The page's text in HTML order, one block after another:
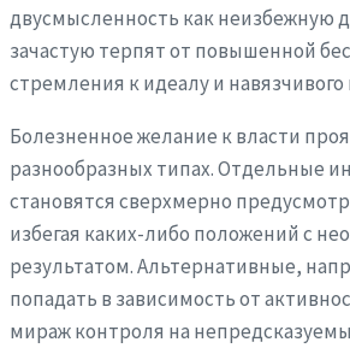
двусмысленность как неизбежную
зачастую терпят от повышенной
стремления к идеалу и навязчивого
Болезненное желание к власти
разнообразных типах. Отдельные
становятся сверхмерно
избегая каких-либо положений с
результатом. Альтернативные,
попадать в зависимость от
мираж контроля на